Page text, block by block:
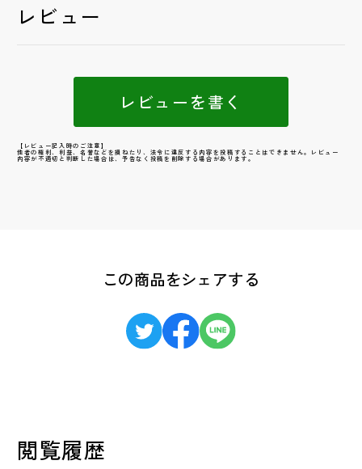
レビュー
レビューを書く
【レビュー記入時のご注意】
他者の権利、利益、名誉などを損ねたり、法令に違反する内容を投稿することはできません。レビュー
内容が不適切と判断した場合は、予告なく投稿を削除する場合があります。
この商品をシェアする
閲覧履歴